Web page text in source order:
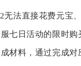
无法直接花费元宝
七日活动的限时购
材料，通过完成对